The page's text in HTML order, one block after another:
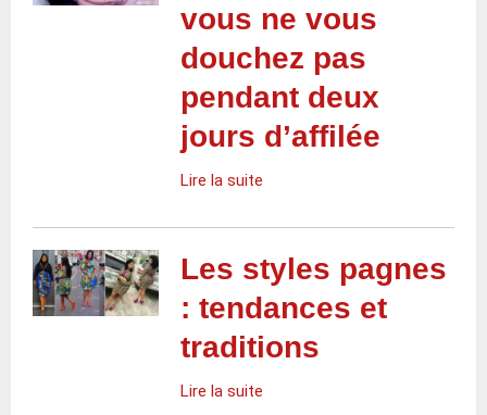
vous ne vous
douchez pas
pendant deux
jours d’affilée
Lire la suite
Les styles pagnes
: tendances et
traditions
Lire la suite